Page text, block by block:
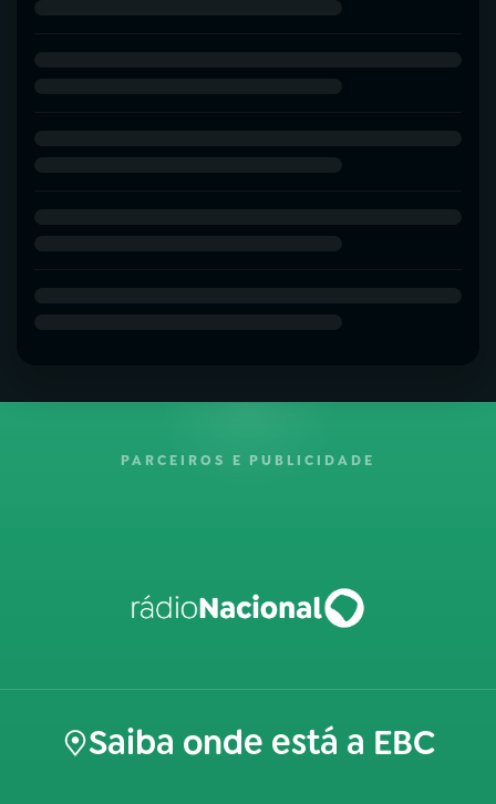
PARCEIROS E PUBLICIDADE
Saiba onde está a EBC